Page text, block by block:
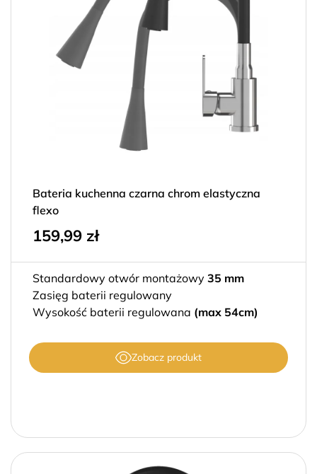
Bateria kuchenna czarna chrom elastyczna
flexo
159,99 zł
Standardowy otwór montażowy 35 mm
Zasięg baterii regulowany
Wysokość baterii regulowana (max 54cm)
Zobacz produkt